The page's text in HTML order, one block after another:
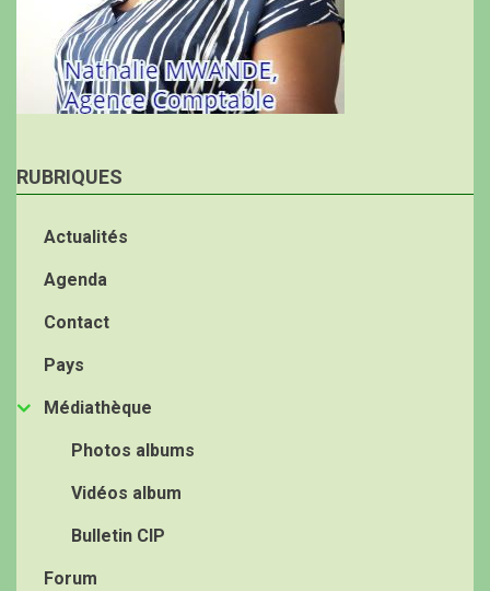
RUBRIQUES
Actualités
Agenda
Contact
Pays
Médiathèque
Photos albums
Vidéos album
Bulletin CIP
Forum